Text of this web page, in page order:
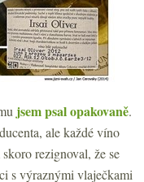
jsem psal opakovaně.
ale každé víno
rezignoval, že se
s výraznými vlaječkami